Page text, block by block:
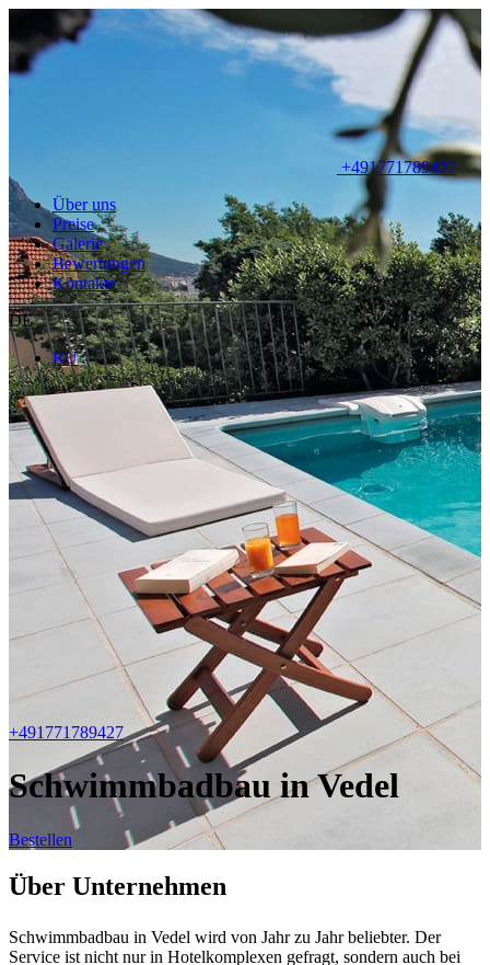
+491771789427
Über uns
Preise
Galerie
Bewertungen
Kontakte
DE
RU
+491771789427
Schwimmbadbau in Vedel
Bestellen
Über Unternehmen
Schwimmbadbau in Vedel wird von Jahr zu Jahr beliebter. Der
Service ist nicht nur in Hotelkomplexen gefragt, sondern auch bei